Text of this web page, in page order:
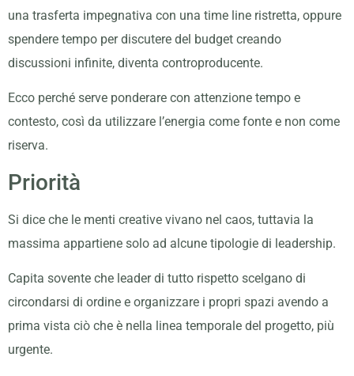
una trasferta impegnativa con una time line ristretta, oppure
spendere tempo per discutere del budget creando
discussioni infinite, diventa controproducente.
Ecco perché serve ponderare con attenzione tempo e
contesto, così da utilizzare l’energia come fonte e non come
riserva.
Priorità
Si dice che le menti creative vivano nel caos, tuttavia la
massima appartiene solo ad alcune tipologie di leadership.
Capita sovente che leader di tutto rispetto scelgano di
circondarsi di ordine e organizzare i propri spazi avendo a
prima vista ciò che è nella linea temporale del progetto, più
urgente.